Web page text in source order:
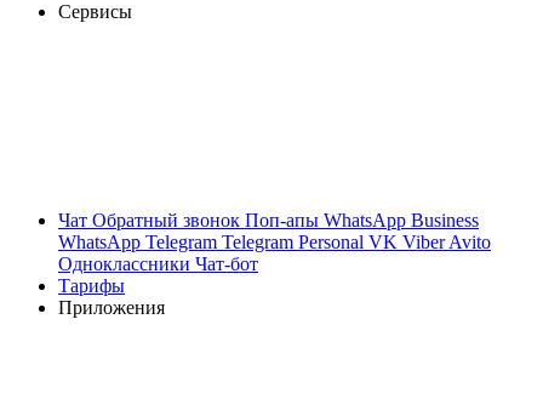
Сервисы
Чат Обратный звонок Поп-апы WhatsApp Business
WhatsApp Telegram Telegram Personal VK ViberAvito
Одноклассники Чат-бот
Тарифы
Приложения